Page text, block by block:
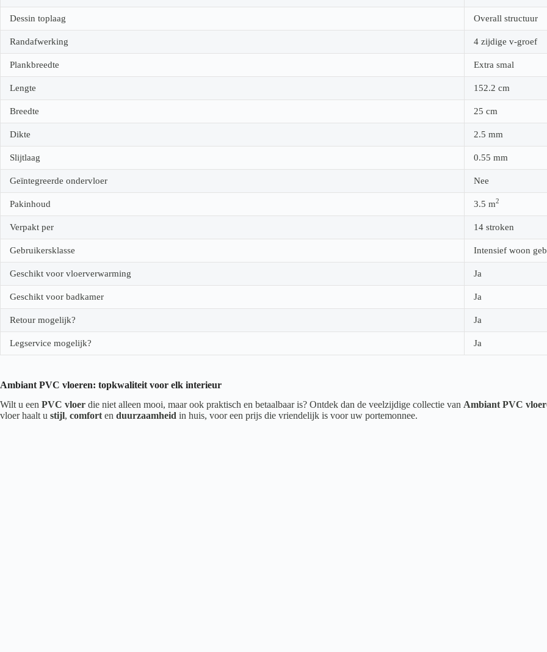
Dessin toplaag Overall structuur
Randafwerking 4 zijdige v-groef
Plankbreedte Extra smal
Lengte 152.2 cm
Breedte 25 cm
Dikte 2.5 mm
Slijtlaag 0.55 mm
Geïntegreerde ondervloer Nee
Pakinhoud 3.5 m2
Verpakt per 14 stroken
Gebruikersklasse Intensief woon
Geschikt voor vloerverwarming Ja
Geschikt voor badkamer Ja
Retour mogelijk? Ja
Legservice mogelijk? Ja
Ambiant PVC vloeren: topkwaliteit voor elk interieur
Wilt u een PVC vloer die niet alleen mooi, maar ook praktisch en betaalbaar is? Ontdek dan de veelzijdige collectie van Ambiant PVC
vloer haalt u stijl, comfort en duurzaamheid in huis, voor een prijs die vriendelijk is voor uw portemonnee.